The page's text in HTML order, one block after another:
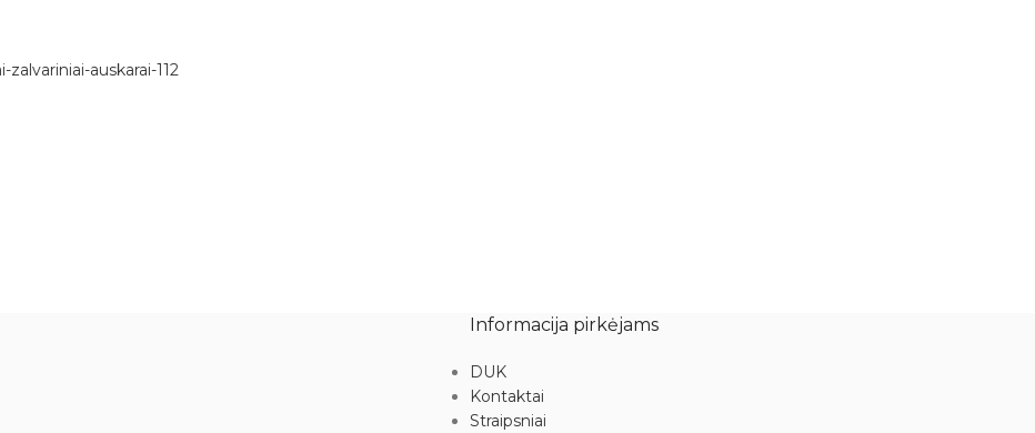
Informacija pirkėjams
DUK
Kontaktai
Straipsniai